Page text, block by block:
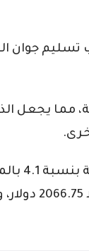
الدولار بنسبة 0.3